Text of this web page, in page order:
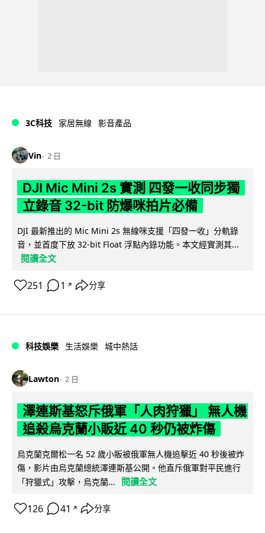
3C科技 家居無線 影音產品
Vin 2 日
DJI Mic Mini 2s 實測 四發一收同步獨
立錄音 32-bit 防爆咪拍片必備
DJI 最新推出的 Mic Mini 2s 無線咪支援「四發一收」分軌錄
音，並首度下放 32-bit Float 浮點內錄功能。本文經實測其...
閱讀全文
251 1 ↗ 分享
科技娛樂 生活娛樂 城中熱話
Lawton 2 日
澤連斯基怒斥俄軍「人肉狩獵」 無人機
追殺烏克蘭小販近 40 秒仍被炸傷
烏克蘭克爾松一名 52 歲小販被俄軍無人機追擊近 40 秒後被炸
傷，影片由烏克蘭總統澤連斯基公開。他直斥俄軍對平民進行
「狩獵式」攻擊，烏克蘭...
閱讀全文
126 41 ↗ 分享